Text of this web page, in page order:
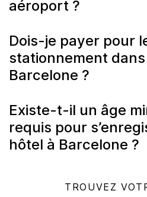
aéroport ?
Dois-je payer pour
stationnement
Barcelone ?
Existe-t-il un âge
requis pour
hôtel à Barcelone ?
TROUVEZ